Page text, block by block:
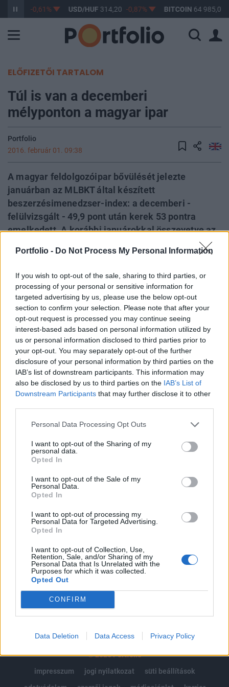
Portfolio - Do Not Process My Personal Information
If you wish to opt-out of the sale, sharing to third parties, or
processing of your personal or sensitive information for
targeted advertising by us, please use the below opt-out
section to confirm your selection. Please note that after your
opt-out request is processed you may continue seeing
interest-based ads based on personal information utilized by
us or personal information disclosed to third parties prior to
your opt-out. You may separately opt-out of the further
disclosure of your personal information by third parties on the
IAB’s list of downstream participants. This information may
also be disclosed by us to third parties on the IAB’s List of
Downstream Participants that may further disclose it to other
Personal Data Processing Opt Outs
I want to opt-out of the Sharing of my
personal data.
Opted In
I want to opt-out of the Sale of my
Personal Data.
Opted In
I want to opt-out of processing my
Personal Data for Targeted Advertising.
Opted In
I want to opt-out of Collection, Use,
Retention, Sale, and/or Sharing of my
Personal Data that Is Unrelated with the
Purposes for which it was collected.
Opted Out
CONFIRM
Data Deletion Data Access Privacy Policy
363,17 -0,61% USD/HUF 314,20 -0,87% BITCOIN 64 985,07
ELŐFIZETŐI TARTALOM
Túl is van a decemberi
mélyponton a magyar ipar
Portfolio
2016. február 01. 09:38
A magyar feldolgozóipar bővülését jelezte
januárban az MLBKT által készített
beszerzésimenedzser-index: a decemberi -
felülvizsgált - 49,9 pont után kerek 53 pontra
emelkedett. A korábbi januárokkal összevetve az
átlagnál (52,3), de nem éri el az elmúlt három év
Decemberben tehát ismét 50 pont fölé került a
konjunktúramutató értéke, azaz ismét a szektor
növekedését jelzi. A decemberi BMI értékét pedig 49,1
pontról 49,9 pontra módosították, ami jóval gyengébb
lassulást jelent.Ez alapján a válaszadók decemberhez
képest összességében kedvezőbb folyamatokról
számoltak be, melyekben szerepet játszott az, hogy elmúlt
az ünnepek...
KEDVES OLVASÓNK!
A keresett cikk a portfolio.hu hírarchívumához
tartozik, melynek olvasása előfizetéses
regisztrációhoz kötött.
Portfolio.hu teljes cikkarchívum
Kötéslisták: BÉT elmúlt 2 év napon belüli
kötéslistái
MÁR ELŐFIZETŐNK VAGY?BEJELENTKEZÉS
© 2026 Portfolio
impresszum
jogi nyilatkozat
süti beállítások